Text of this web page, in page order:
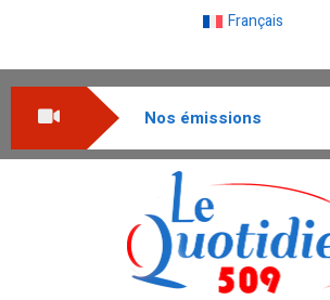
Français
Nos émissions